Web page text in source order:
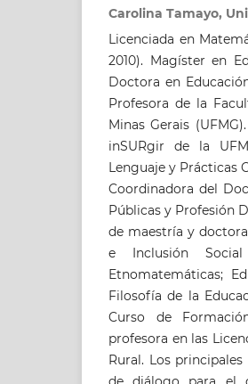
Carolina Tamayo,
Licenciada en
2010). Magíster en
Doctora en
Profesora de la
Minas Gerais
inSURgir de la
Lenguaje y Prácticas
Coordinadora del
Públicas y Profesión
de maestría y
e Inclusión
Etnomatemáticas;
Filosofía de la
Curso de
profesora en las
Rural. Los